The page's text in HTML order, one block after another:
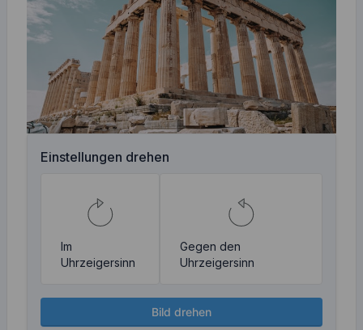
Einstellungen drehen
Im
Uhrzeigersinn
Gegen den
Uhrzeigersinn
Bild drehen